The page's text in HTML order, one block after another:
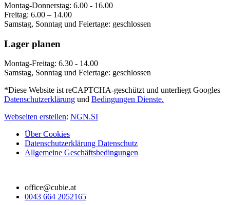
Montag-Donnerstag: 6.00 - 16.00
Freitag: 6.00 – 14.00
Samstag, Sonntag und Feiertage: geschlossen
Lager planen
Montag-Freitag: 6.30 - 14.00
Samstag, Sonntag und Feiertage: geschlossen
*Diese Website ist reCAPTCHA-geschützt und unterliegt Googles
Datenschutzerklärung und Bedingungen Dienste.
Webseiten erstellen: NGN.SI
Über Cookies
Datenschutzerklärung Datenschutz
Allgemeine Geschäftsbedingungen
office@cubie.at
0043 664 2052165